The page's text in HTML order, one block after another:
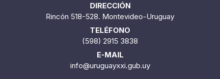
DIRECCIÓN
Rincón 518-528. Montevideo-Uruguay
TELÉFONO
(598) 2915 3838
E-MAIL
info@uruguayxxi.gub.uy